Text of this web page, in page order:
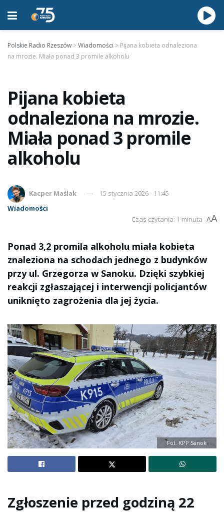
Polskie Radio Rzeszów >Wiadomości > Pijana kobieta odnaleziona
na mrozie. Miała ponad 3 promile alkoholu
Pijana kobieta
odnaleziona na mrozie.
Miała ponad 3 promile
alkoholu
Kacper Maślak
15 stycznia 2026 - 11:45
Wiadomości
Czas czytania: 1 minuta AA
Ponad 3,2 promila alkoholu miała kobieta
znaleziona na schodach jednego z budynków
przy ul. Grzegorza w Sanoku. Dzięki szybkiej
reakcji zgłaszającej i interwencji policjantów
uniknięto zagrożenia dla jej życia.
Fot. KPP Sanok
Zgłoszenie przed godziną 22